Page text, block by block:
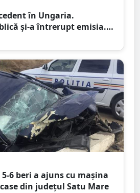
în Ungaria.
și-a întrerupt emisia.
Magyar
6 beri a ajuns cu mașina
din județul Satu Mare